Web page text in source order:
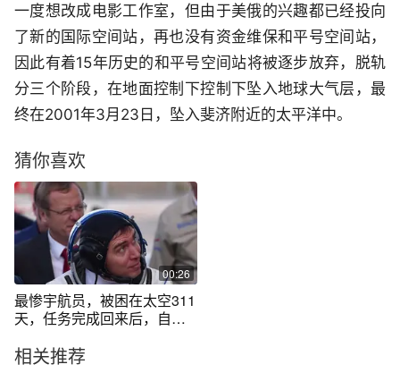
一度想改成电影工作室，但由于美俄的兴趣都已经投向
了新的国际空间站，再也没有资金维保和平号空间站，
因此有着15年历史的和平号空间站将被逐步放弃，脱轨
分三个阶段，在地面控制下控制下坠入地球大气层，最
终在2001年3月23日，坠入斐济附近的太平洋中。
猜你喜欢
00:26
最惨宇航员，被困在太空311
天，任务完成回来后，自己
相关推荐